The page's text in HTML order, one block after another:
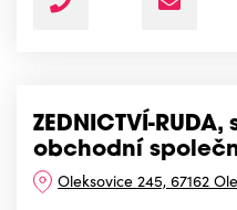
ZEDNICTVÍ-
obchodní
Oleksovice 245, 67162